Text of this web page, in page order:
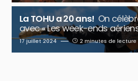
La TOHU a 20 ans! On
avec « Les week-ends
17 juillet 2024 2 minutes de lecture